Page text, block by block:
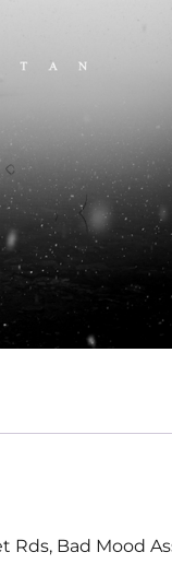
Rds, Bad Mood